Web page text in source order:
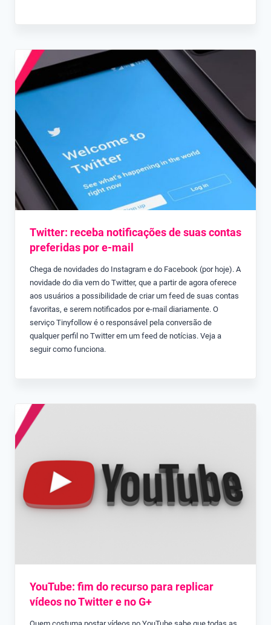
Twitter: receba notificações de suas contas
preferidas por e-mail
Chega de novidades do Instagram e do Facebook (por hoje). A
novidade do dia vem do Twitter, que a partir de agora oferece
aos usuários a possibilidade de criar um feed de suas contas
favoritas, e serem notificados por e-mail diariamente. O
serviço Tinyfollow é o responsável pela conversão de
qualquer perfil no Twitter em um feed de notícias. Veja a
seguir como funciona.
YouTube: fim do recurso para replicar
vídeos no Twitter e no G+